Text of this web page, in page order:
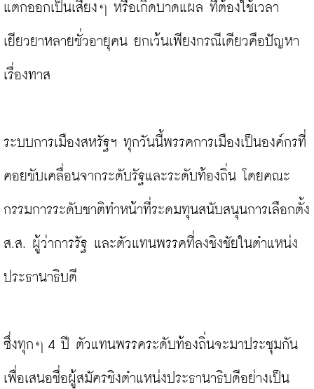
แตกออกเป็นเสี่ยงๆ หรือเกิดบาดแผล ที่ต้องใช้เวลา
เยียวยาหลายชั่วอายุคน ยกเว้นเพียงกรณีเดียวคือปัญหา
เรื่องทาส
ระบบการเมืองสหรัฐฯ ทุกวันนี้พรรคการเมืองเป็นองค์กรที่
คอยขับเคลื่อนจากระดับรัฐและระดับท้องถิ่น โดยคณะ
กรรมการระดับชาติทำหน้าที่ระดมทุนสนับสนุนการเลือกตั้ง
ส.ส. ผู้ว่าการรัฐ และตัวแทนพรรคที่ลงชิงชัยในตำแหน่ง
ประธานาธิบดี
ซึ่งทุกๆ 4 ปี ตัวแทนพรรคระดับท้องถิ่นจะมาประชุมกัน
เพื่อเสนอชื่อผู้สมัครชิงตำแหน่งประธานาธิบดีอย่างเป็น